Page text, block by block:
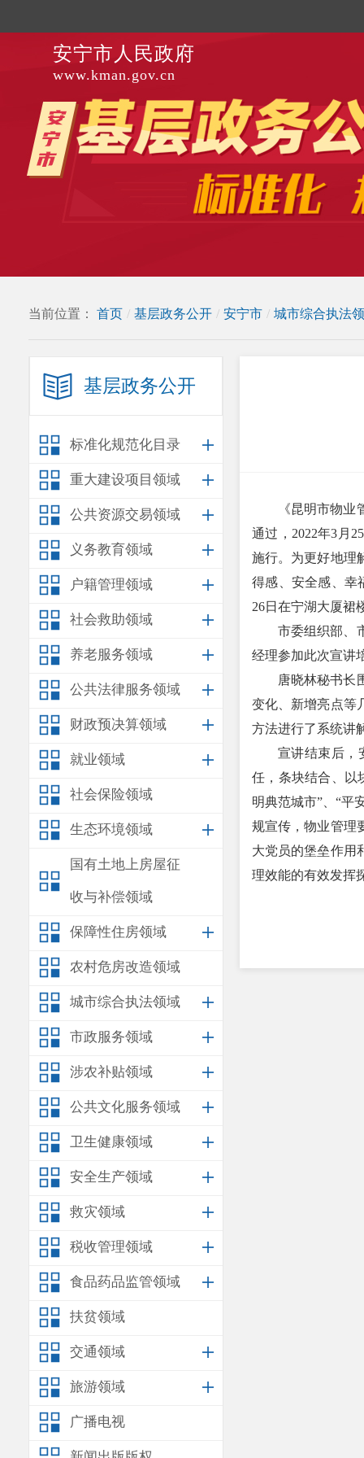
安宁市人民政府
www.kman.gov.cn
当前位置： 首页 / 基层政务公开 / 安宁市 / 城市综合执法
基层政务公开
标准化规范化目录
重大建设项目领域
公共资源交易领域
义务教育领域
户籍管理领域
社会救助领域
养老服务领域
公共法律服务领域
财政预决算领域
就业领域
社会保险领域
生态环境领域
国有土地上房屋征
收与补偿领域
保障性住房领域
农村危房改造领域
城市综合执法领域
市政服务领域
涉农补贴领域
公共文化服务领域
卫生健康领域
安全生产领域
救灾领域
税收管理领域
食品药品监管领域
扶贫领域
交通领域
旅游领域
广播电视
《昆明市物
通过，2022年3月
施行。为更好地理
得感、安全感、幸
26日在宁湖大厦裙
市委组织部、
经理参加此次宣讲
唐晓林秘书长
变化、新增亮点等
方法进行了系统讲
宣讲结束后，
任，条块结合、以
明典范城市”、“平
规宣传，物业管理
大党员的堡垒作用
理效能的有效发挥